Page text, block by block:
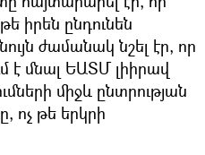
իրեն ընդունեն
ժամանակ նշել էր, որ
է մնալ ԵԱՏՄ լիիրավ
միջև ընտրության
ոչ թե երկրի